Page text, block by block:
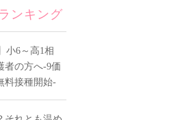
ンキング
小6～高1相
者の方へ-9価
料接種開始-